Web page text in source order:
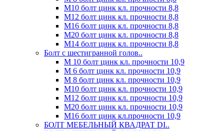
М10 болт цинк кл. прочности 8,8
М12 болт цинк кл. прочности 8,8
М16 болт цинк кл. прочности 8,8
М20 болт цинк кл. прочности 8,8
М14 болт цинк кл. прочности 8,8
Болт с шестигранной голов..
М 10 болт цинк кл. прочности 10,9
М 6 болт цинк кл. прочности 10,9
М 8 болт цинк кл. прочности 10,9
М10 болт цинк кл. прочности 10,9
М12 болт цинк кл. прочности 10,9
М20 болт цинк кл. прочности 10,9
М16 болт цинк кл.прочности 10,9
БОЛТ МЕБЕЛЬНЫЙ КВАДРАТ DI..